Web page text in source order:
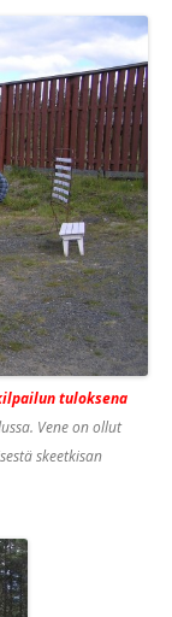
tuloksena
Vene on ollut
skeetkisan